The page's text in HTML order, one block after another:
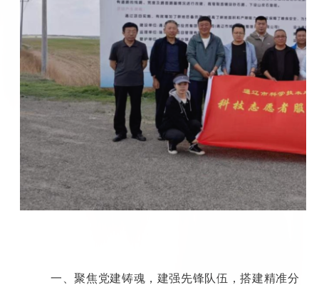
一、聚焦党建铸魂，建强先锋队伍，搭建精准分